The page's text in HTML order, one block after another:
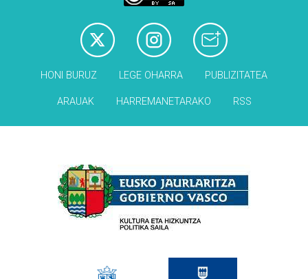
HONI BURUZ LEGE OHARRA PUBLIZITATEA
ARAUAK HARREMANETARAKO RSS